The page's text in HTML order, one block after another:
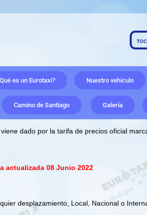
es un Eurotaxi? Nuestro vehículo
Camino de Santiago Galería
dado por la tarifa de precios oficial
actualizada 08 Junio 2022
desplazamiento, Local, Nacional o